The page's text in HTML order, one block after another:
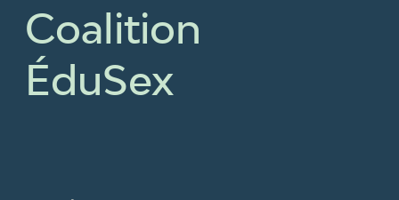
Coalition
ÉduSex